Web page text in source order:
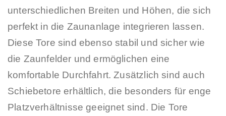
unterschiedlichen Breiten und Höhen, die sich
perfekt in die Zaunanlage integrieren lassen.
Diese Tore sind ebenso stabil und sicher wie
die Zaunfelder und ermöglichen eine
komfortable Durchfahrt. Zusätzlich sind auch
Schiebetore erhältlich, die besonders für enge
Platzverhältnisse geeignet sind. Die Tore